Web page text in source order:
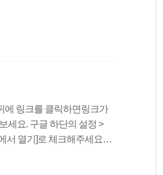
에 링크를 클릭하면링크가
세요. 구글 하단의 설정 >
서 열기]로 체크해주세요.
정 변경 없이도 새탭으로 띄